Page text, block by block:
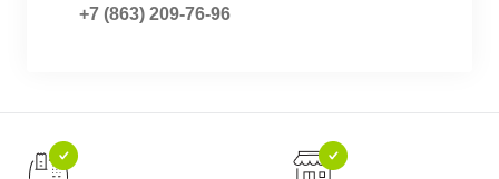
+7 (863) 209-76-96